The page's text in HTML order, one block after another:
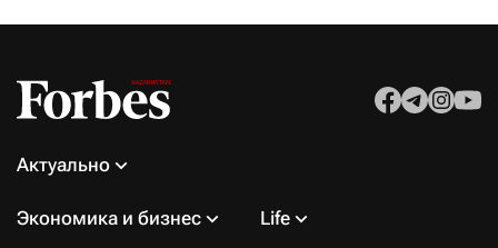
Актуально
Экономика и бизнес Life